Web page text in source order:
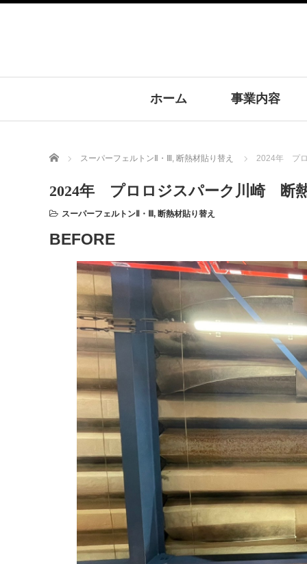
ホーム 事業内容
Home スーパーフェルトンⅡ・Ⅲ , 断熱材貼り替え 2024年 プ
2024年 プロロジスパーク川崎 断
スーパーフェルトンⅡ・Ⅲ , 断熱材貼り替え
BEFORE